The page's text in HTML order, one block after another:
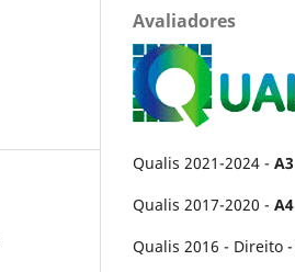
Avaliadores
Qualis 2021-2024 - A3
Qualis 2017-2020 - A4
Qualis 2016 - Direito -